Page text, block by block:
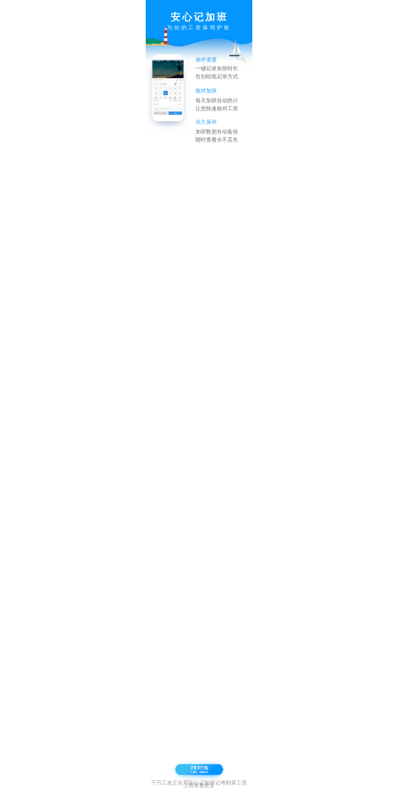
安心记加班
为你的工资保驾护航
操作便捷
一键记录加班时长
告别纸笔记录方式
核对加班
每天加班自动统计
让您快速核对工资
永久保存
加班数据自动备份
随时查看永不丢失
千万工友正在用安心记加班记考勤算工资
上滑查看更多